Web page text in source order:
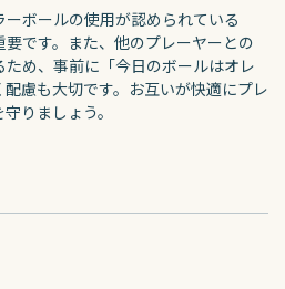
ボールの使用が認められている
です。また、他のプレーヤーとの
め、事前に「今日のボールはオレ
慮も大切です。お互いが快適にプレ
りましょう。